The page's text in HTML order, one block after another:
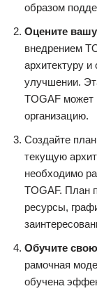
образом
Оцените
внедрением
архитектуру
улучшении.
TOGAF
организацию.
Создайте
текущую
необходимо
TOGAF. План
ресурсы,
Обучите
рамочная
обучена